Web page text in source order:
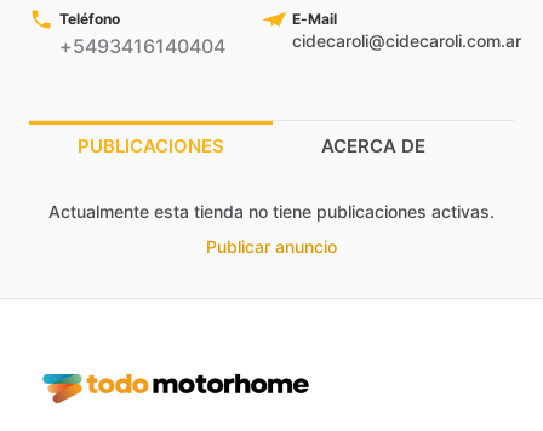
Teléfono
+5493416140404
E-Mail
cidecaroli@cidecaroli.com.ar
PUBLICACIONES ACERCA DE
Actualmente esta tienda no tiene publicaciones activas.
Publicar anuncio